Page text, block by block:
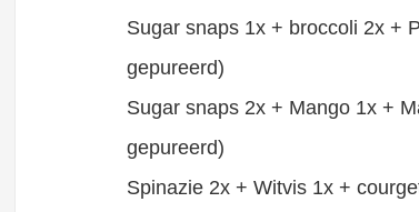
Sugar snaps 1x + broccoli 2x +
gepureerd)
Sugar snaps 2x + Mango 1x +
gepureerd)
Spinazie 2x + Witvis 1x +